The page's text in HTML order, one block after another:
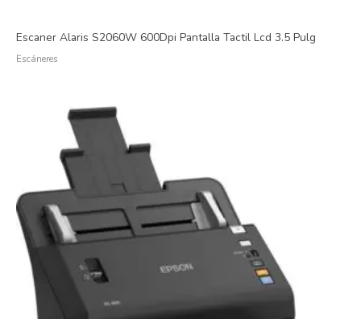
Escaner Alaris S2060W 600Dpi Pantalla Tactil Lcd 3.5 Pulg
Escáneres